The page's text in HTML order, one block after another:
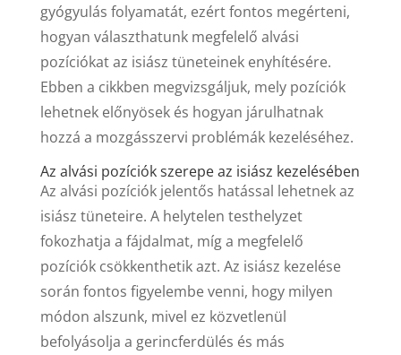
gyógyulás folyamatát, ezért fontos megérteni,
hogyan választhatunk megfelelő alvási
pozíciókat az isiász tüneteinek enyhítésére.
Ebben a cikkben megvizsgáljuk, mely pozíciók
lehetnek előnyösek és hogyan járulhatnak
hozzá a mozgásszervi problémák kezeléséhez.
Az alvási pozíciók szerepe az isiász kezelésében
Az alvási pozíciók jelentős hatással lehetnek az
isiász tüneteire. A helytelen testhelyzet
fokozhatja a fájdalmat, míg a megfelelő
pozíciók csökkenthetik azt. Az isiász kezelése
során fontos figyelembe venni, hogy milyen
módon alszunk, mivel ez közvetlenül
befolyásolja a gerincferdülés és más